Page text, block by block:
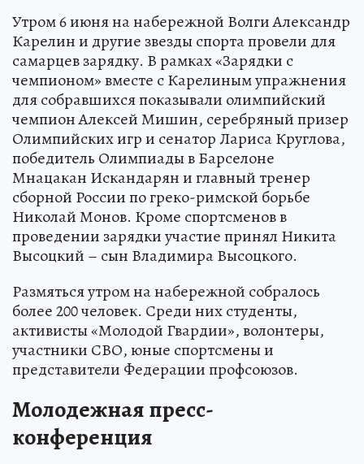
Утром 6 июня на набережной Волги Александр
Карелин и другие звезды спорта провели для
самарцев зарядку. В рамках «Зарядки с
чемпионом» вместе с Карелиным упражнения
для собравшихся показывали олимпийский
чемпион Алексей Мишин, серебряный призер
Олимпийских игр и сенатор Лариса Круглова,
победитель Олимпиады в Барселоне
Мнацакан Искандарян и главный тренер
сборной России по греко-римской борьбе
Николай Монов. Кроме спортсменов в
проведении зарядки участие принял Никита
Высоцкий – сын Владимира Высоцкого.
Размяться утром на набережной собралось
более 200 человек. Среди них студенты,
активисты «Молодой Гвардии», волонтеры,
участники СВО, юные спортсмены и
представители Федерации профсоюзов.
Молодежная пресс-
конференция